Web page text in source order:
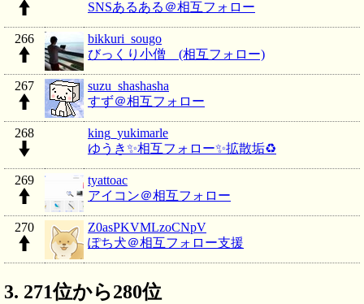
SNSあるある＠相互フォロー
266
bikkuri_sougo
びっくり小僧 (相互フォロー)
267
suzu_shashasha
すず＠相互フォロー
268
king_yukimarle
ゆうき✨相互フォロー✨拡散垢♻️
269
tyattoac
アイコン＠相互フォロー
270
Z0asPKVMLzoCNpV
ぽち犬＠相互フォロー支援
271位から280位